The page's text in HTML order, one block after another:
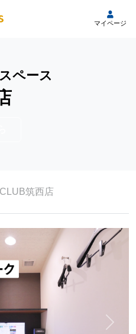
マイページ
ペース
筑西店